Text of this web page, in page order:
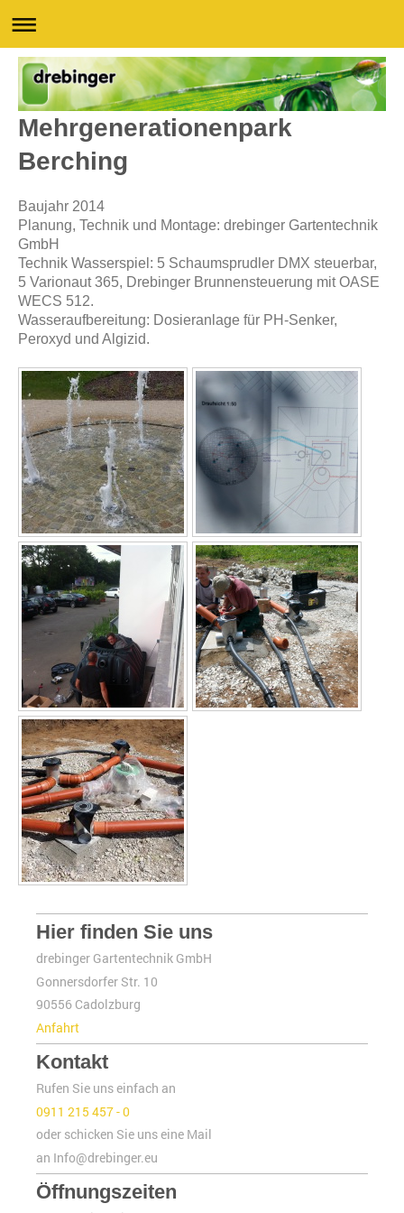
Mehrgenerationenpark
Berching
Baujahr 2014
Planung, Technik und Montage: drebinger Gartentechnik
GmbH
Technik Wasserspiel: 5 Schaumsprudler DMX steuerbar,
5 Varionaut 365, Drebinger Brunnensteuerung mit OASE
WECS 512.
Wasseraufbereitung: Dosieranlage für PH-Senker,
Peroxyd und Algizid.
Hier finden Sie uns
drebinger Gartentechnik GmbH
Gonnersdorfer Str. 10
90556 Cadolzburg
Anfahrt
Kontakt
Rufen Sie uns einfach an
0911 215 457 - 0
oder schicken Sie uns eine Mail
an Info@drebinger.eu
Öffnungszeiten